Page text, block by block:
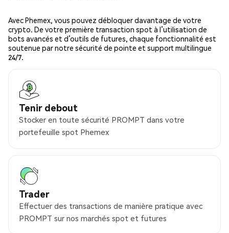
Avec Phemex, vous pouvez débloquer davantage de votre
crypto. De votre première transaction spot à l’utilisation de
bots avancés et d’outils de futures, chaque fonctionnalité est
soutenue par notre sécurité de pointe et support multilingue
24/7.
Tenir debout
Stocker en toute sécurité PROMPT dans votre
portefeuille spot Phemex
Trader
Effectuer des transactions de manière pratique avec
PROMPT sur nos marchés spot et futures